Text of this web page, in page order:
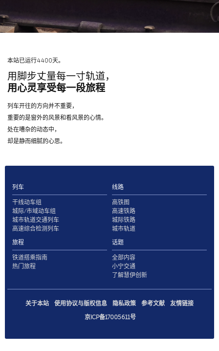
本站已运行4400天。
用脚步丈量每一寸轨道，
用心灵享受每一段旅程
列车开往的方向并不重要，
重要的是窗外的风景和看风景的心情。
处在嘈杂的动态中，
却是静而细腻的心思。
列车
干线动车组
城际/市域动车组
城市轨道交通列车
高速综合检测列车
线路
高铁图
高速铁路
城际铁路
城市轨道
旅程
铁道搭乘指南
热门旅程
话题
全部内容
小宁交通
了解慧伊创新
关于本站 使用协议与版权信息 隐私政策 参考文献
友情链接
京ICP备17005611号